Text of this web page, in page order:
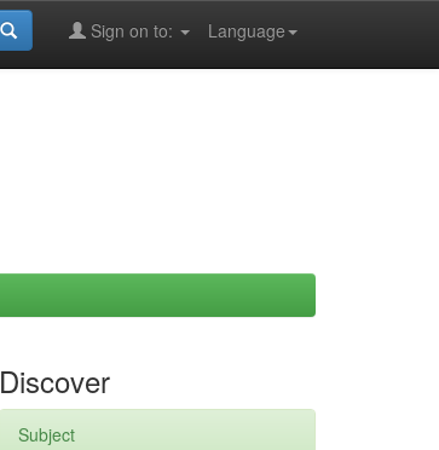
Language
Sign on to:
Discover
Subject